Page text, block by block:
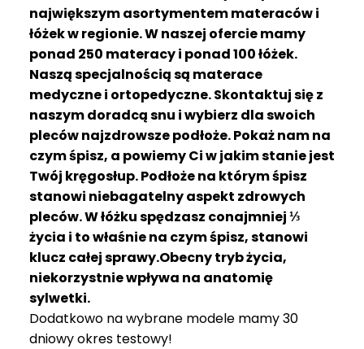
największym asortymentem materaców i
łóżek w regionie. W naszej ofercie mamy
ponad 250 materacy i ponad 100 łóżek.
Naszą specjalnością są materace
medyczne i ortopedyczne. Skontaktuj się z
naszym doradcą snu i wybierz dla swoich
pleców najzdrowsze podłoże. Pokaż nam na
czym śpisz, a powiemy Ci w jakim stanie jest
Twój kręgosłup. Podłoże na którym śpisz
stanowi niebagatelny aspekt zdrowych
pleców. W łóżku spędzasz conajmniej ⅓
życia i to właśnie na czym śpisz, stanowi
klucz całej sprawy.Obecny tryb życia,
niekorzystnie wpływa na anatomię
sylwetki.
Dodatkowo na wybrane modele mamy 30
dniowy okres testowy!